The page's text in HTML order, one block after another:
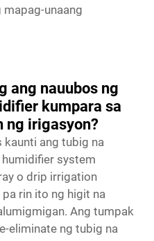
unaang
ang nauubos ng
kumpara sa
ng irigasyon?
kaunti ang tubig na
system
o drip irrigation
rin ito ng higit na
Ang tumpak
eliminate ng tubig na